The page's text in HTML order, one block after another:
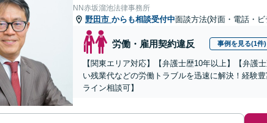
NN赤坂溜池法律事務所
野田市 からも相談受付中面談方法(対面・電話・
労働・雇用契約違反 事例を見る(1件)
【関東エリア対応】【弁護士歴10年以上】【弁護
い残業代などの労働トラブルを迅速に解決！経験
ライン相談可】